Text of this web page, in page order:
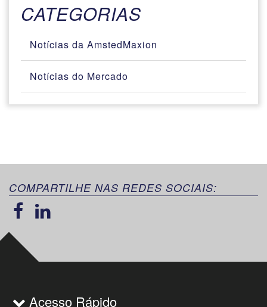
CATEGORIAS
Notícias da AmstedMaxion
Notícias do Mercado
COMPARTILHE NAS REDES SOCIAIS:
Acesso Rápido